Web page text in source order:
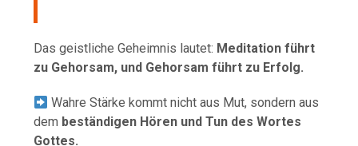
Das geistliche Geheimnis lautet: Meditation führt
zu Gehorsam, und Gehorsam führt zu Erfolg.
Wahre Stärke kommt nicht aus Mut, sondern aus
dem beständigen Hören und Tun des Wortes
Gottes.